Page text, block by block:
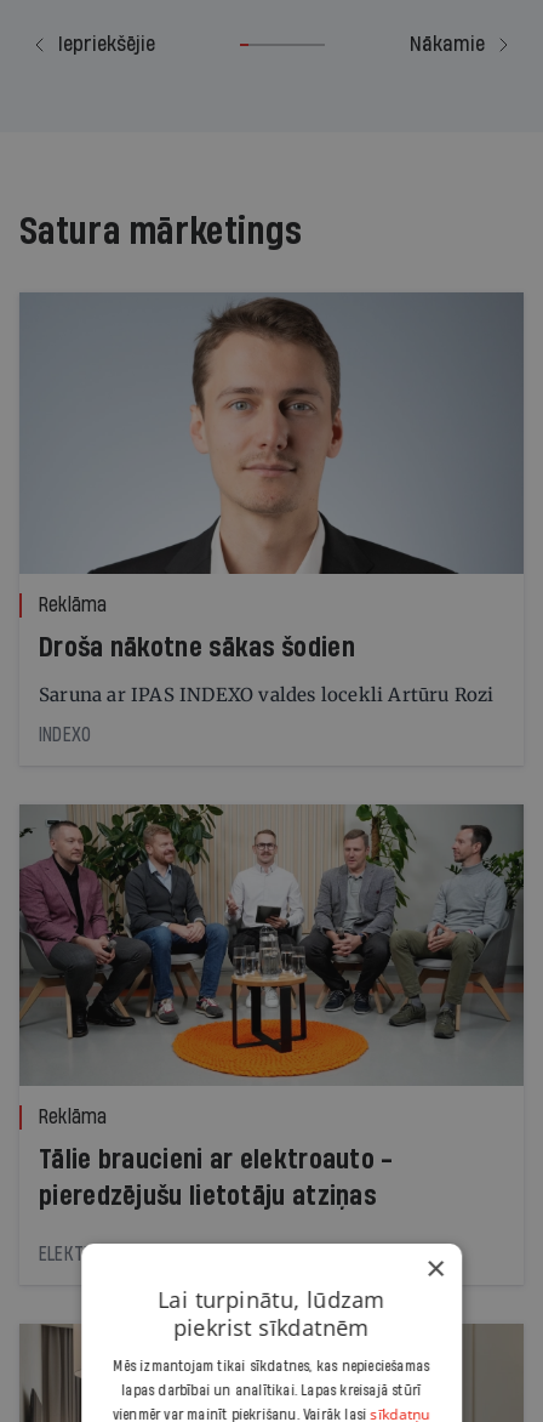
Iepriekšējie Nākamie
Satura mārketings
Reklāma
Droša nākotne sākas šodien
Saruna ar IPAS INDEXO valdes locekli Artūru Rozi
INDEXO
Reklāma
Tālie braucieni ar elektroauto -
pieredzējušu lietotāju atziņas
ELEKTRUM ×
Lai turpinātu, lūdzam
piekrist sīkdatnēm
Mēs izmantojam tikai sīkdatnes, kas nepieciešamas
lapas darbībai un analītikai. Lapas kreisajā stūrī
vienmēr var mainīt piekrišanu. Vairāk lasisīkdatņu